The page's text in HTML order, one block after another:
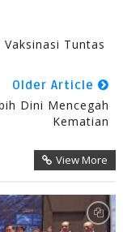
Tuntas
Older Article
Dini Mencegah
Kematian
View More